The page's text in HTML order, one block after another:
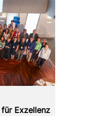
Exzellenz